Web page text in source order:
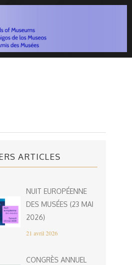
ARTICLES
NUIT EUROPÉENNE
DES MUSÉES (23 MAI
2026)
21 avril 2026
CONGRÈS ANNUEL